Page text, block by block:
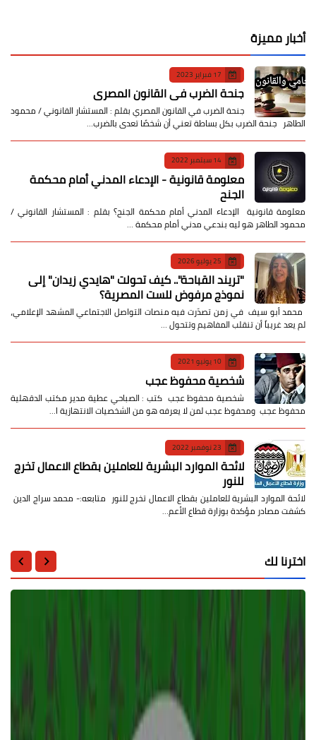
أخبار مميزة
17 فبراير 2023
جنحة الضرب في القانون المصري
جنحة الضرب في القانون المصري بقلم : المستشار القانوني / محمود
الطاهر جنحة الضرب بكل بساطة تعني أن شخصًا تعدى بالضرب…
14 سبتمبر 2022
معلومة قانونية - الإدعاء المدني أمام محكمة
الجنح
معلومة قانونية الإدعاء المدني أمام محكمة الجنح؟ بقلم : المستشار القانوني /
محمود الطاهر هو ليه بندعي مدني أمام محكمة …
25 يوليو 2026
​"تريند القباحة".. كيف تحولت "هايدي زيدان" إلى
نموذج مرفوض للست المصرية؟
​ محمد أبو سيف ​في زمن تصدّرت فيه منصات التواصل الاجتماعي المشهد الإعلامي،
لم يعد غريباً أن تنقلب المفاهيم وتتحول …
10 يونيو 2021
شخصية محفوظ عجب
شخصية محفوظ عجب كتب : الصباحي عطية مدير مكتب الدقهلية
محفوظ عجب ومحفوظ عجب لمن لا يعرفه هو من الشخصيات الانتهازية ا…
23 نوفمبر 2022
لائحة الموارد البشرية للعاملين بقطاع الاعمال تخرج
للنور
لائحة الموارد البشرية للعاملين بقطاع الاعمال تخرج للنور متابعه:- محمد سراج الدين
كشفت مصادر مؤكدة بوزارة قطاع الأعم…
اخترنا لك